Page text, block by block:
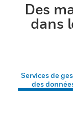
Des
dans
Services de
des